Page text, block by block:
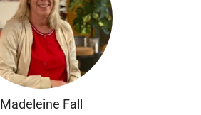
Madeleine Fall